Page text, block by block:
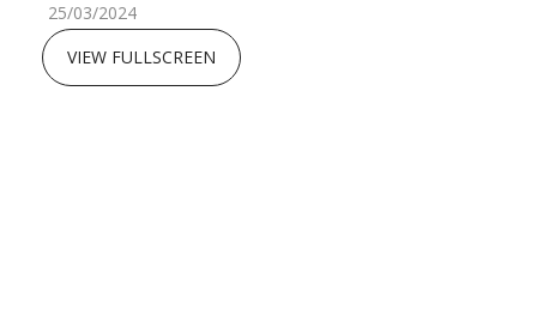
25/03/2024
VIEW FULLSCREEN